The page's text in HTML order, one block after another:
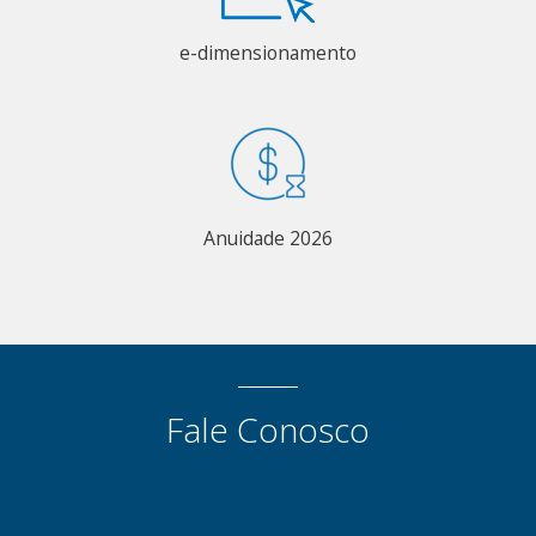
e-dimensionamento
Anuidade 2026
Fale Conosco